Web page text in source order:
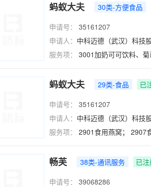
蚂蚁大夫 30类-方便食品
申请号： 35161207
申请人： 中科迈德（武汉）科技
服务项： 3001加奶可可饮料、菊
蚂蚁大夫 29类-食品
已
申请号： 35161207
申请人： 中科迈德（武汉）科技
服务项： 2901食用燕窝； 2907
畅芙 38类-通讯服务
已
申请号： 39068286